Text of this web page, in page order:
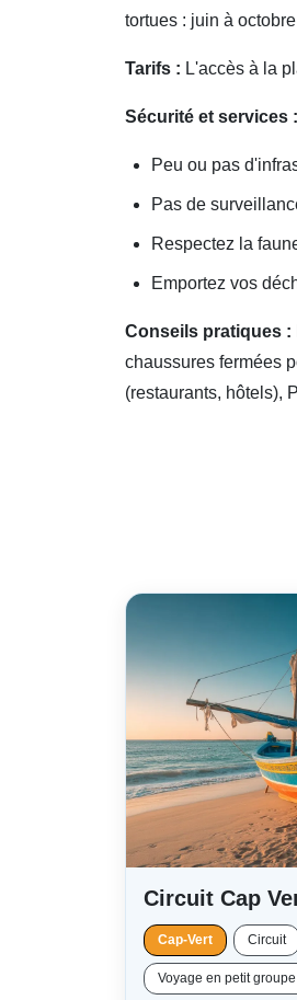
tortues : juin à
Tarifs : L'accès à la
Sécurité et services :
Peu ou pas
Pas de
Respectez la
Emportez vos
Conseils pratiques :
chaussures fermées
(restaurants, hôtels),
Circuit Cap
Cap-Vert Circuit
Voyage en petit groupe